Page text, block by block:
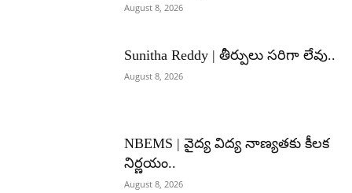
August 8, 2026
Sunitha Reddy | తీర్పులు సరిగా లేవు..
August 8, 2026
NBEMS | వైద్య విద్య నాణ్యతకు కీలక
నిర్ణయం..
August 8, 2026